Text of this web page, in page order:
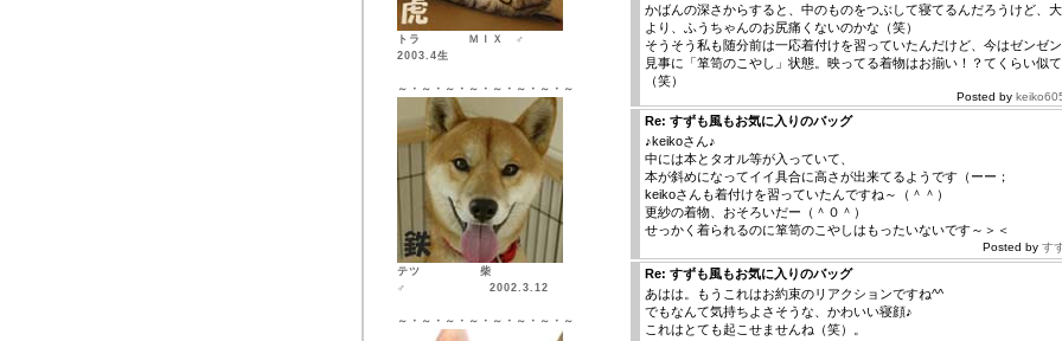
トラ ＭＩＸ ♂
2003.4生
～・～・～・～・～・～・～・～
テツ 柴
♂ 2002.3.12
～・～・～・～・～・～・～・～
かばんの深さからすると、中のものをつぶして寝てるんだろうけど、
より、ふうちゃんのお尻痛くないのかな（笑）
そうそう私も随分前は一応着付けを習っていたんだけど、今はゼンゼ
見事に「箪笥のこやし」状態。映ってる着物はお揃い！？てくらい似
（笑）
Posted by
Re: すずも風もお気に入りのバッグ
♪keikoさん♪
中には本とタオル等が入っていて、
本が斜めになってイイ具合に高さが出来てるようです（ーー；
keikoさんも着付けを習っていたんですね～（＾＾）
更紗の着物、おそろいだー（＾０＾）
せっかく着られるのに箪笥のこやしはもったいないです～＞＜
Posted by す
Re: すずも風もお気に入りのバッグ
あはは。もうこれはお約束のリアクションですね^^
でもなんて気持ちよさそうな、かわいい寝顔♪
これはとても起こせませんね（笑）。